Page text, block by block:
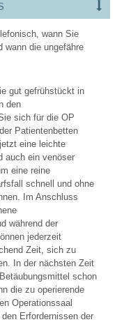
wann Sie
wann die ungefähre
gut gefrühstückt in
den
sich für die OP
Patientenbetten
eine leichte
auch ein venöser
eine reine
schnell und ohne
Im Anschluss
während der
jederzeit
Zeit, sich zu
In der nächsten Zeit
schon
die zu operierende
Operationssaal
Erfordernissen der